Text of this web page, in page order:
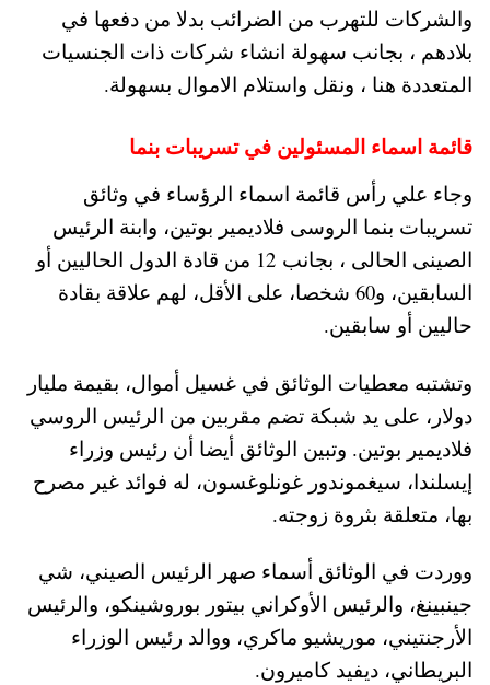
والشركات للتهرب من الضرائب بدلا من دفعها في
بلادهم ، بجانب سهولة انشاء شركات ذات الجنسيات
المتعددة هنا ، ونقل واستلام الاموال بسهولة.
قائمة اسماء المسئولين في تسريبات بنما
وجاء علي رأس قائمة اسماء الرؤساء في وثائق
تسريبات بنما الروسى فلاديمير بوتين، وابنة الرئيس
الصينى الحالى ، بجانب 12 من قادة الدول الحاليين أو
السابقين، و60 شخصا، على الأقل، لهم علاقة بقادة
حاليين أو سابقين.
وتشتبه معطيات الوثائق في غسيل أموال، بقيمة مليار
دولار، على يد شبكة تضم مقربين من الرئيس الروسي
فلاديمير بوتين. وتبين الوثائق أيضا أن رئيس وزراء
إيسلندا، سيغموندور غونلوغسون، له فوائد غير مصرح
بها، متعلقة بثروة زوجته.
ووردت في الوثائق أسماء صهر الرئيس الصيني، شي
جينبينغ، والرئيس الأوكراني بيتور بوروشينكو، والرئيس
الأرجنتيني، موريشيو ماكري، ووالد رئيس الوزراء
البريطاني، ديفيد كاميرون.